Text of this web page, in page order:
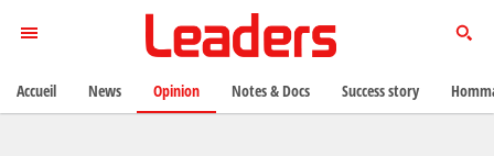
Accueil News Opinion Notes & Docs Success story